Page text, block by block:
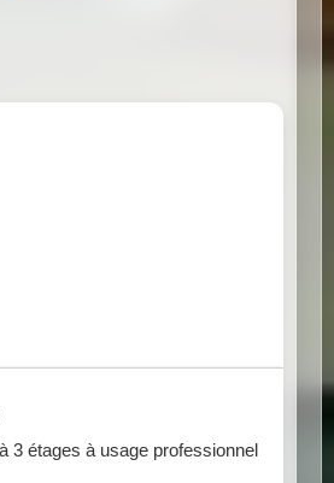
3 étages à usage professionnel